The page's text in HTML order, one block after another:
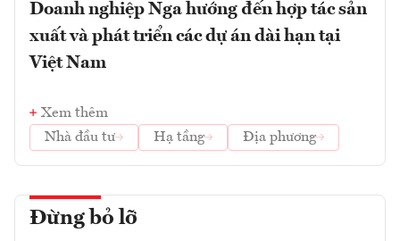
Doanh nghiệp Nga hướng đến hợp tác sản
xuất và phát triển các dự án dài hạn tại
Việt Nam
Xem thêm
Nhà đầu tư
Hạ tầng Địa phương
Đừng bỏ lỡ